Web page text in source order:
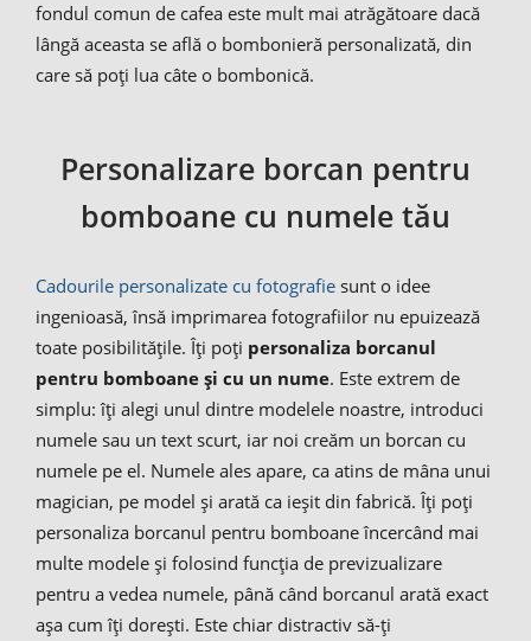
fondul comun de cafea este mult mai atrăgătoare dacă
lângă aceasta se află o bombonieră personalizată, din
care să poți lua câte o bombonică.
Personalizare borcan pentru
bomboane cu numele tău
Cadourile personalizate cu fotografie sunt o idee
ingenioasă, însă imprimarea fotografiilor nu epuizează
toate posibilitățile. Îți poți personaliza borcanul
pentru bomboane și cu un nume. Este extrem de
simplu: îți alegi unul dintre modelele noastre, introduci
numele sau un text scurt, iar noi creăm un borcan cu
numele pe el. Numele ales apare, ca atins de mâna unui
magician, pe model și arată ca ieșit din fabrică. Îți poți
personaliza borcanul pentru bomboane încercând mai
multe modele și folosind funcția de previzualizare
pentru a vedea numele, până când borcanul arată exact
așa cum îți dorești. Este chiar distractiv să-ți